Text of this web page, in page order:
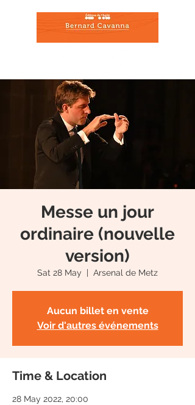
Messe un jour
ordinaire (nouvelle
version)
Sat 28 May
  |
Arsenal de Metz
Aucun billet en vente
Voir d'autres événements
Time & Location
28 May 2022, 20:00